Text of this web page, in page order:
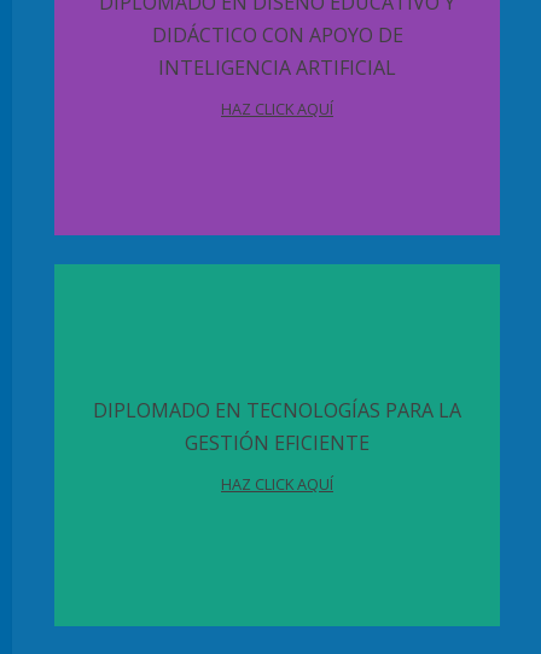
DIDÁCTICO CON APOYO DE
INTELIGENCIA ARTIFICIAL
HAZ CLICK AQUÍ
DIPLOMADO EN TECNOLOGÍAS PARA LA
GESTIÓN EFICIENTE
HAZ CLICK AQUÍ